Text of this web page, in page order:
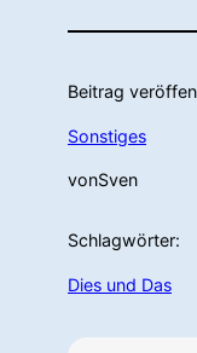
Beitrag
Sonstiges
vonSven
Schlagwörter:
Dies und Das